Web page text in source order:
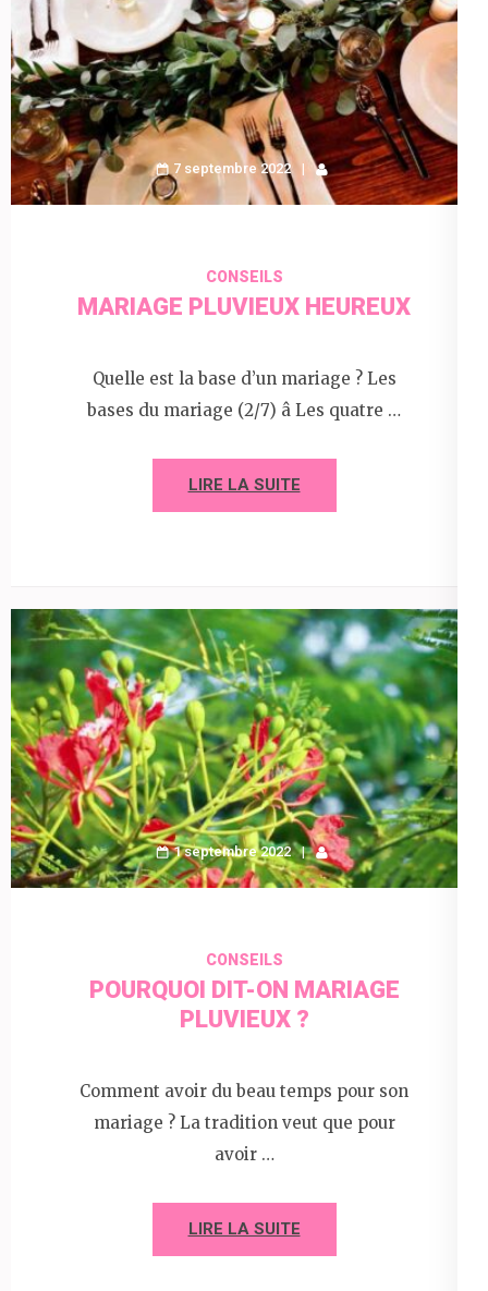
7 septembre 2022
CONSEILS
MARIAGE PLUVIEUX HEUREUX
Quelle est la base d’un mariage ? Les
bases du mariage (2/7) â Les quatre …
LIRE LA SUITE
1 septembre 2022
CONSEILS
POURQUOI DIT-ON MARIAGE
PLUVIEUX ?
Comment avoir du beau temps pour son
mariage ? La tradition veut que pour
avoir …
LIRE LA SUITE